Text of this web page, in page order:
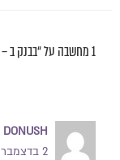
1 מחשבה על “בבנק ב – Thanksgiving”
DONUSH
2 בדצמבר 2012 ב 22:01